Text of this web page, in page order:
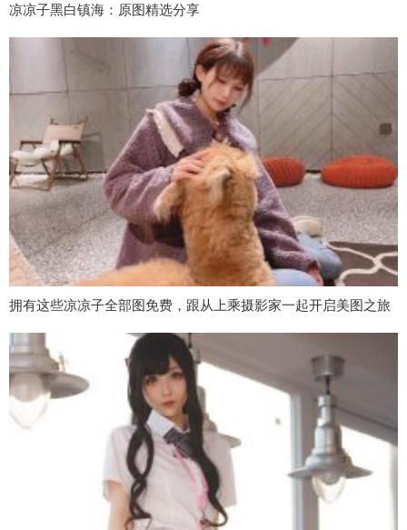
凉凉子黑白镇海：原图精选分享
拥有这些凉凉子全部图免费，跟从上乘摄影家一起开启美图之旅